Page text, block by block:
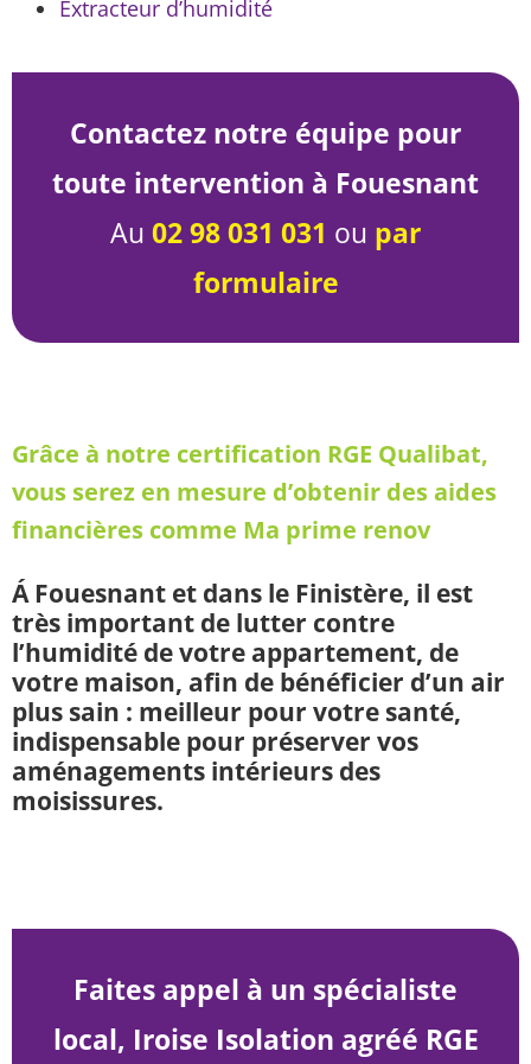
Extracteur d’humidité
Contactez notre équipe pour
toute intervention à Fouesnant
Au 02 98 031 031 ou par
formulaire
Grâce à notre certification RGE Qualibat,
vous serez en mesure d’obtenir des aides
financières comme Ma prime renov
Á Fouesnant et dans le Finistère, il est
très important de lutter contre
l’humidité de votre appartement, de
votre maison, afin de bénéficier d’un air
plus sain : meilleur pour votre santé,
indispensable pour préserver vos
aménagements intérieurs des
moisissures.
Faites appel à un spécialiste
local, Iroise Isolation agréé RGE